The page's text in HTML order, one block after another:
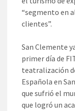
“segmento en
clientes”.
San Clemente
primer día de
teatralización
Española en
que sufrió el
que logró un